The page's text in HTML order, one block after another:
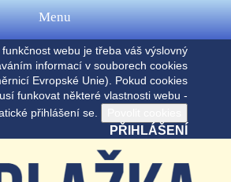
webu je třeba váš výslovný
informací v souborech cookies
Evropské Unie). Pokud cookies
funkovat některé vlastnosti webu -
přihlášení se.
PŘIHLÁŠENÍ